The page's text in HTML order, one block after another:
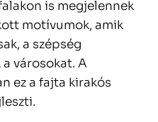
is megjelennek
motívumok, amik
a szépség
városokat. A
ez a fajta kirakós